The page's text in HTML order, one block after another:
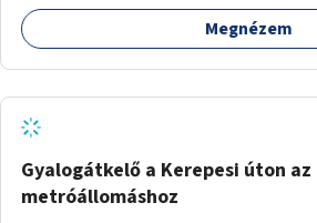
Megnézem
Gyalogátkelő a Kerepesi úton
metróállomáshoz